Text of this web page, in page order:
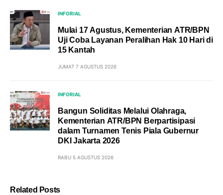
INFORIAL
Mulai 17 Agustus, Kementerian ATR/BPN
Uji Coba Layanan Peralihan Hak 10 Hari di
15 Kantah
JUMAT 7 AGUSTUS 2026
INFORIAL
Bangun Soliditas Melalui Olahraga,
Kementerian ATR/BPN Berpartisipasi
dalam Turnamen Tenis Piala Gubernur
DKI Jakarta 2026
RABU 5 AGUSTUS 2026
Related Posts